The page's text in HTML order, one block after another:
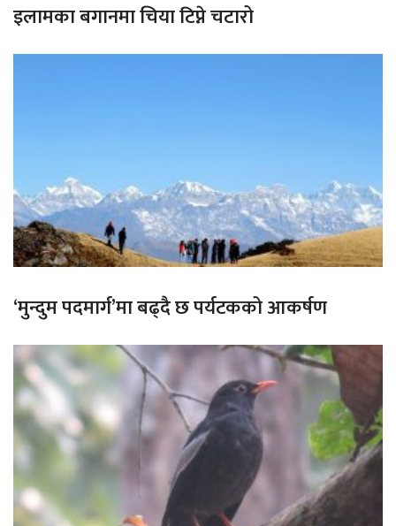
इलामका बगानमा चिया टिप्ने चटारो
‘मुन्दुम पदमार्ग’मा बढ्दै छ पर्यटकको आकर्षण